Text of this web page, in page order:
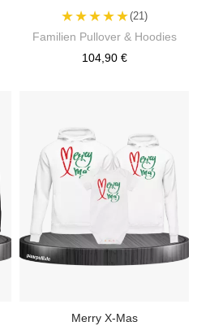
★★★★★(21)
Familien Pullover & Hoodies
104,90 €
Merry X-Mas